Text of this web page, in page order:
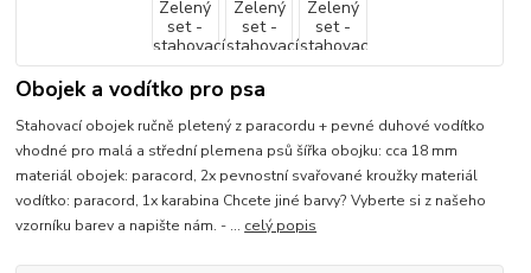
Obojek a vodítko pro psa
Stahovací obojek ručně pletený z paracordu + pevné duhové vodítko
vhodné pro malá a střední plemena psů šířka obojku: cca 18 mm
materiál obojek: paracord, 2x pevnostní svařované kroužky materiál
vodítko: paracord, 1x karabina Chcete jiné barvy? Vyberte si z našeho
vzorníku barev a napište nám. - ... celý popis